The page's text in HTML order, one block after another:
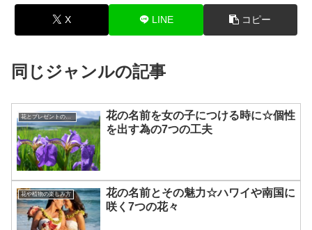
X LINE コピー
同じジャンルの記事
花とプレゼントの選び方
花の名前を女の子につける時に☆個性
を出す為の7つの工夫
花や植物の楽しみ方
花の名前とその魅力☆ハワイや南国に
咲く7つの花々